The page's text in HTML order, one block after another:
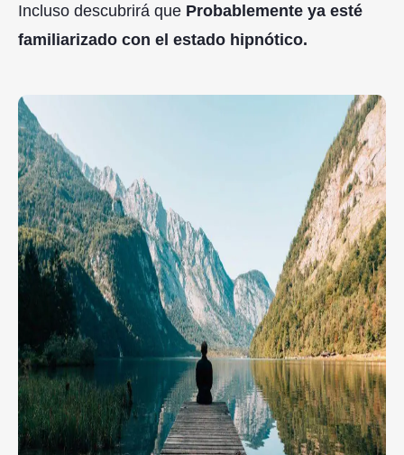
Incluso descubrirá que Probablemente ya esté
familiarizado con el estado hipnótico.